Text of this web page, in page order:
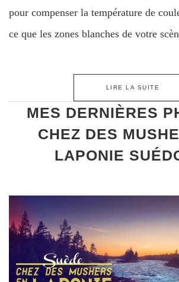
pour compenser la température de
ce que les zones blanches de votre
LIRE LA SUITE
MES DERNIÈRES
CHEZ DES
LAPONIE